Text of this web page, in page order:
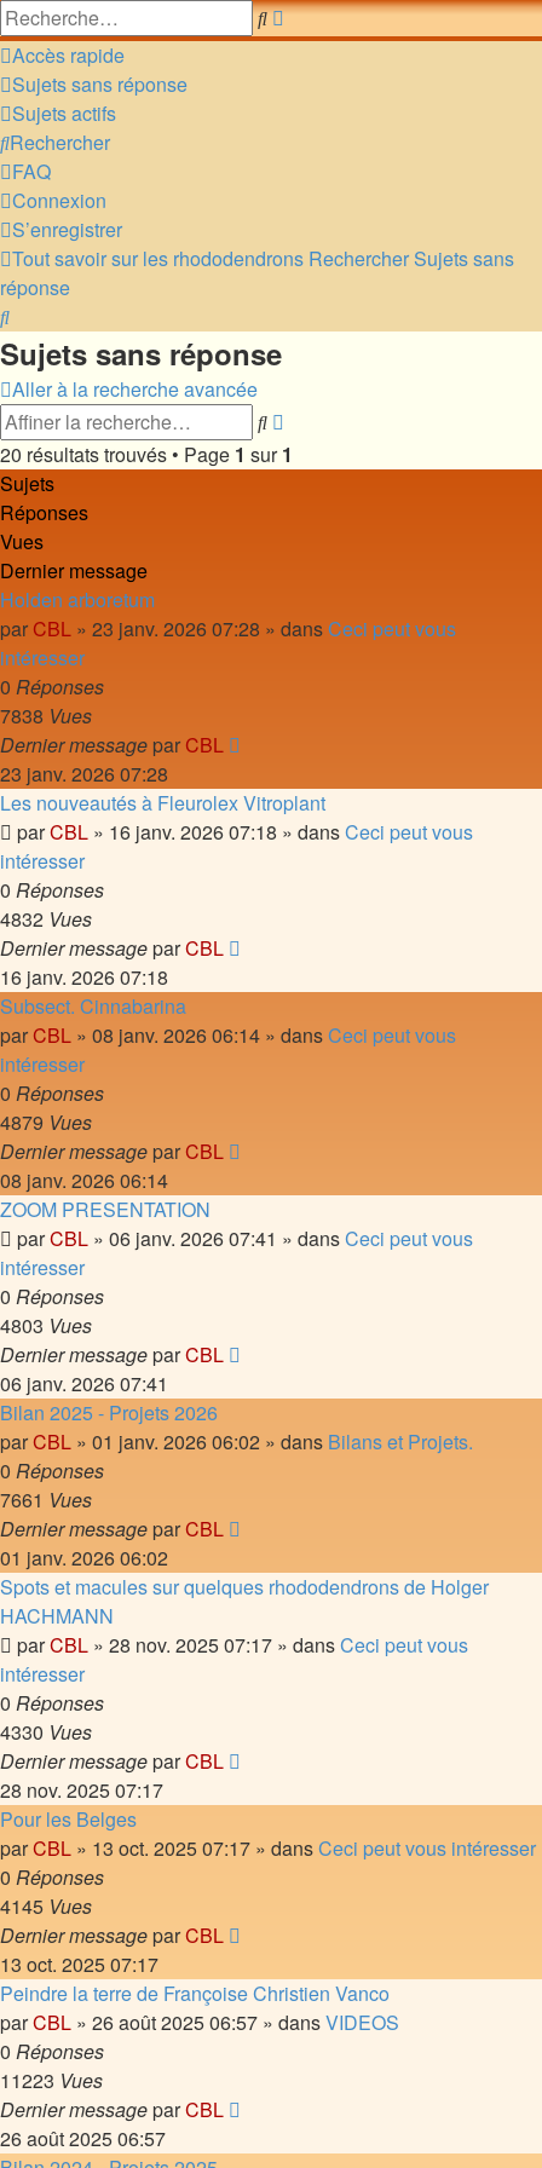
Rechercher
Recherche
avancée
Accès rapide
Sujets sans réponse
Sujets actifs
Rechercher
FAQ
Connexion
S’enregistrer
Tout savoir sur les rhododendrons Rechercher Sujets sans
réponse
Rechercher
Sujets sans réponse
Aller à la recherche avancée
Rechercher
avancée
20 résultats trouvés • Page 1 sur1
Sujets
Réponses
Vues
Dernier message
Holden arboretum
par CBL » 23 janv. 2026 07:28 » dansCeci peut vous
intéresser
0 Réponses
7838 Vues
Dernier message par CBL
23 janv. 2026 07:28
Les nouveautés à Fleurolex Vitroplant
parCBL » 16 janv. 2026 07:18 » dansCeci peut vous
intéresser
0 Réponses
4832 Vues
Dernier messageparCBL
16 janv. 2026 07:18
Subsect. Cinnabarina
parCBL » 08 janv. 2026 06:14 » dansCeci peut vous
intéresser
0 Réponses
4879 Vues
Dernier message parCBL
08 janv. 2026 06:14
ZOOM PRESENTATION
parCBL » 06 janv. 2026 07:41 » dansCeci peut vous
intéresser
0 Réponses
4803 Vues
Dernier messageparCBL
06 janv. 2026 07:41
Bilan 2025 - Projets 2026
parCBL » 01 janv. 2026 06:02 » dans Bilans et Projets.
0 Réponses
7661 Vues
Dernier messageparCBL
01 janv. 2026 06:02
Spots et macules sur quelques rhododendrons de Holger
HACHMANN
parCBL » 28 nov. 2025 07:17 » dansCeci peut vous
intéresser
0 Réponses
4330 Vues
Dernier messageparCBL
28 nov. 2025 07:17
Pour les Belges
parCBL » 13 oct. 2025 07:17 » dansCeci peut vous intéresser
0 Réponses
4145 Vues
Dernier messageparCBL
13 oct. 2025 07:17
Peindre la terre de Françoise Christien Vanco
parCBL » 26 août 2025 06:57 » dansVIDEOS
0 Réponses
11223 Vues
Dernier messageparCBL
26 août 2025 06:57